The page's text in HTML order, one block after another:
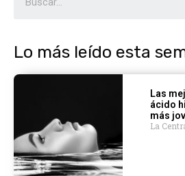
Lo más leído esta
Las
ácido
más
La